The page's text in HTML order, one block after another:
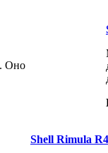
Оно
Shell Rimula